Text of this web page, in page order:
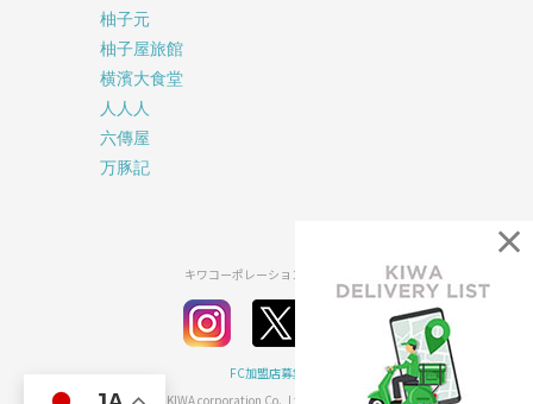
柚子元
柚子屋旅館
横濱大食堂
人人人
六傳屋
万豚記
キワコーポレーション公式SNS
FC加盟店募集
2026© KIWA corporation Co., Ltd all rights reserved.
×